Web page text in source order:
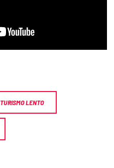
TURISMO LENTO